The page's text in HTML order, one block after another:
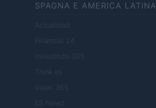
SPAGNA E AMERICA LATINA
Actualidad
Finanzas 24
Investindo 365
Think.es
Viajar 365
ES Newz